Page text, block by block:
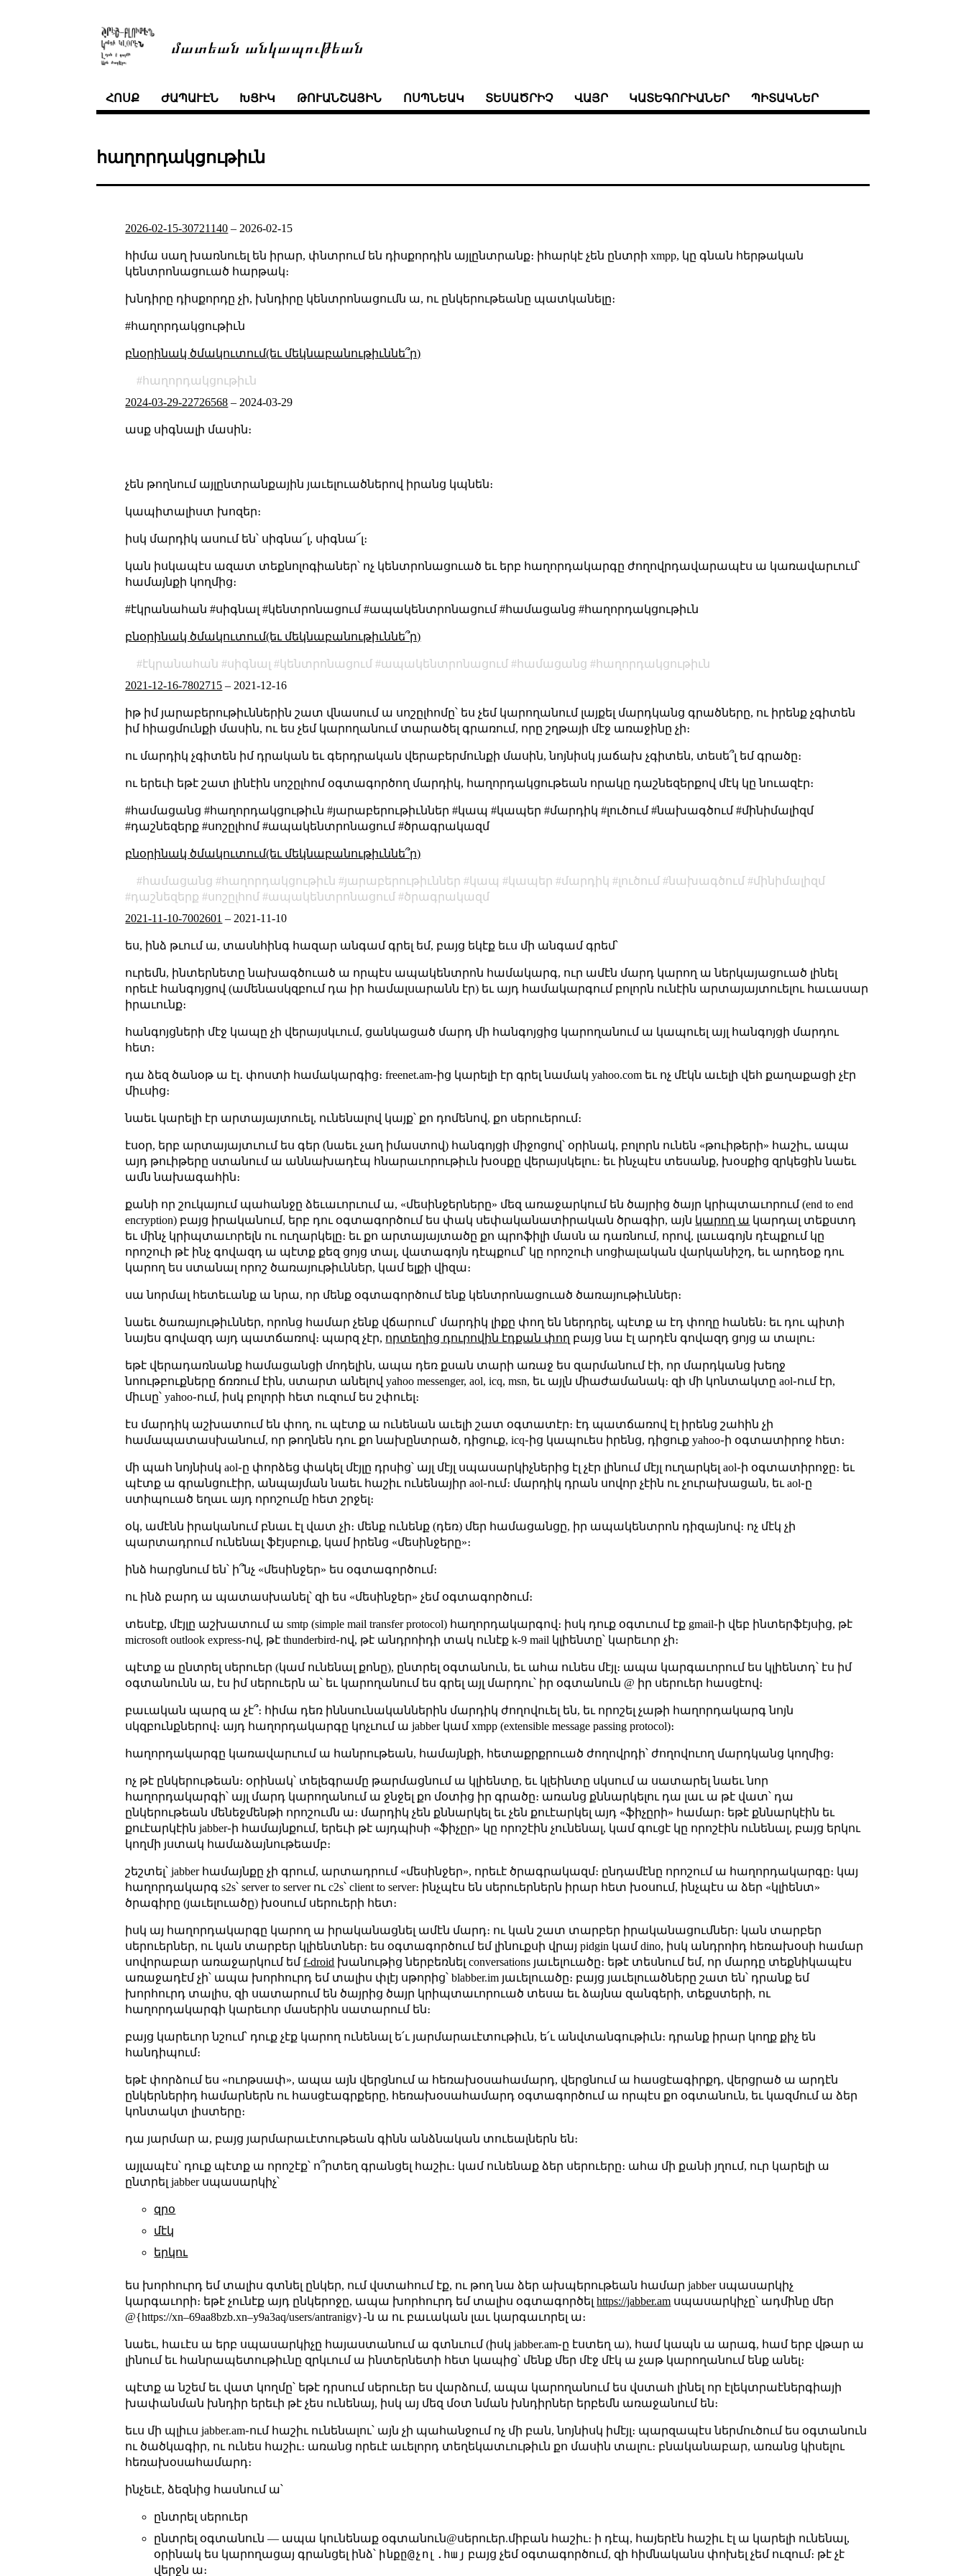
մատեան անկապութեան
ՀՈՍՔ ԺԱՊԱՒԷՆ ԽՑԻԿ ԹՈՒԱՆՇԱՅԻՆ ՈՍՊՆԵԱԿ ՏԵՍԱԾՐԻՉ ՎԱՅՐ ԿԱՏԵԳՈՐԻԱՆԵՐ ՊԻՏԱԿՆԵՐ
հաղորդակցութիւն
2026-02-15-30721140 – 2026-02-15
հիմա սաղ խառնուել են իրար, փնտրում են դիսքորդին այլընտրանք։ իհարկէ չեն ընտրի xmpp, կը գնան հերթական
կենտրոնացուած հարթակ։
խնդիրը դիսքորդը չի, խնդիրը կենտրոնացումն ա, ու ընկերութեանը պատկանելը։
#հաղորդակցութիւն
բնօրինակ ծմակուտում(եւ մեկնաբանութիւննե՞ր)
հաղորդակցութիւն
2024-03-29-22726568 – 2024-03-29
ասք սիգնալի մասին։
չեն թողնում այլընտրանքային յաւելուածներով իրանց կպնեն։
կապիտալիստ խոզեր։
իսկ մարդիկ ասում են՝ սիգնա՜լ, սիգնա՜լ։
կան իսկապէս ազատ տեքնոլոգիաներ՝ ոչ կենտրոնացուած եւ երբ հաղորդակարգը ժողովրդավարապէս ա կառավարւում՝
համայնքի կողմից։
#էկրանահան #սիգնալ #կենտրոնացում #ապակենտրոնացում #համացանց #հաղորդակցութիւն
բնօրինակ ծմակուտում(եւ մեկնաբանութիւննե՞ր)
էկրանահան սիգնալ կենտրոնացում ապակենտրոնացում համացանց
հաղորդակցութիւն
2021-12-16-7802715 – 2021-12-16
իթ իմ յարաբերութիւններին շատ վնասում ա սոշըլհոմը՝ ես չեմ կարողանում լայքել մարդկանց գրածները, ու իրենք չգիտեն
իմ հիացմունքի մասին, ու ես չեմ կարողանում տարածել գրառում, որը շղթայի մէջ առաջինը չի։
ու մարդիկ չգիտեն իմ դրական եւ գերդրական վերաբերմունքի մասին, նոյնիսկ յաճախ չգիտեն, տեսե՞լ եմ գրածը։
ու երեւի եթէ շատ լինէին սոշըլհոմ օգտագործող մարդիկ, հաղորդակցութեան որակը դաշնեզերքով մէկ կը նուազէր։
#համացանց #հաղորդակցութիւն #յարաբերութիւններ #կապ #կապեր #մարդիկ #լուծում #նախագծում #մինիմալիզմ
#դաշնեզերք #սոշըլհոմ #ապակենտրոնացում #ծրագրակազմ
բնօրինակ ծմակուտում(եւ մեկնաբանութիւննե՞ր)
համացանց հաղորդակցութիւն յարաբերութիւններ կապ կապեր մարդիկ լուծում նախագծում
մինիմալիզմ
դաշնեզերք
սոշըլհոմ ապակենտրոնացում
ծրագրակազմ
2021-11-10-7002601 – 2021-11-10
ես, ինձ թւում ա, տասնհինգ հազար անգամ գրել եմ, բայց եկէք եւս մի անգամ գրեմ՝
ուրեմն, ինտերնետը նախագծուած ա որպէս ապակենտրոն համակարգ, ուր ամէն մարդ կարող ա ներկայացուած լինել
որեւէ հանգոյցով (ամենասկզբում դա իր համալսարանն էր) եւ այդ համակարգում բոլորն ունէին արտայայտուելու հաւասար
իրաւունք։
հանգոյցների մէջ կապը չի վերայսկւում, ցանկացած մարդ մի հանգոյցից կարողանում ա կապուել այլ հանգոյցի մարդու
հետ։
դա ձեզ ծանօթ ա էլ․ փոստի համակարգից։ freenet.am֊ից կարելի էր գրել նամակ yahoo.com եւ ոչ մէկն աւելի վեհ քաղաքացի չէր
միւսից։
նաեւ կարելի էր արտայայտուել, ունենալով կայք՝ քո դոմենով, քո սերուերում։
էսօր, երբ արտայայտւում ես գեր (նաեւ չաղ իմաստով) հանգոյցի միջոցով՝ օրինակ, բոլորն ունեն «թուիթերի» հաշիւ, ապա
այդ թուիթերը ստանում ա աննախադէպ հնարաւորութիւն խօսքը վերայսկելու։ եւ ինչպէս տեսանք, խօսքից զրկեցին նաեւ
ամն նախագահին։
քանի որ շուկայում պահանջը ձեւաւորւում ա, «մեսինջերները» մեզ առաջարկում են ծայրից ծայր կրիպտաւորում (end to end
encryption) բայց իրականում, երբ դու օգտագործում ես փակ սեփականատիրական ծրագիր, այն կարող ա կարդալ տեքստդ
եւ մինչ կրիպտաւորելն ու ուղարկելը։ եւ քո արտայայտածը քո պրոֆիլի մասն ա դառնում, որով, լաւագոյն դէպքում կը
որոշուի թէ ինչ գովազդ ա պէտք քեզ ցոյց տալ, վատագոյն դէպքում՝ կը որոշուի սոցիալական վարկանիշդ, եւ արդեօք դու
կարող ես ստանալ որոշ ծառայութիւններ, կամ ելքի վիզա։
սա նորմալ հետեւանք ա նրա, որ մենք օգտագործում ենք կենտրոնացուած ծառայութիւններ։
նաեւ ծառայութիւններ, որոնց համար չենք վճարում՝ մարդիկ լիքը փող են ներդրել, պէտք ա էդ փողը հանեն։ եւ դու պիտի
նայես գովազդ այդ պատճառով։ պարզ չէր, որտեղից դուրովին էդքան փող բայց նա էլ արդէն գովազդ ցոյց ա տալու։
եթէ վերադառնանք համացանցի մոդելին, ապա դեռ քսան տարի առաջ ես զարմանում էի, որ մարդկանց խեղջ
նոութբուքները ճռռում էին, ստարտ անելով yahoo messenger, aol, icq, msn, եւ այլն միաժամանակ։ զի մի կոնտակտը aol֊ում էր,
միւսը՝ yahoo֊ում, իսկ բոլորի հետ ուզում ես շփուել։
էս մարդիկ աշխատում են փող, ու պէտք ա ունենան աւելի շատ օգտատէր։ էդ պատճառով էլ իրենց շահին չի
համապատասխանում, որ թողնեն դու քո նախընտրած, դիցուք, icq֊ից կապուես իրենց, դիցուք yahoo֊ի օգտատիրոջ հետ։
մի պահ նոյնիսկ aol֊ը փորձեց փակել մէյլը դրսից՝ այլ մէյլ սպասարկիչներից էլ չէր լինում մէյլ ուղարկել aol֊ի օգտատիրոջը։ եւ
պէտք ա գրանցուէիր, անպայման նաեւ հաշիւ ունենայիր aol֊ում։ մարդիկ դրան սովոր չէին ու չուրախացան, եւ aol֊ը
ստիպուած եղաւ այդ որոշումը հետ շրջել։
օկ, ամէնն իրականում բնաւ էլ վատ չի։ մենք ունենք (դեռ) մեր համացանցը, իր ապակենտրոն դիզայնով։ ոչ մէկ չի
պարտադրում ունենալ ֆէյսբուք, կամ իրենց «մեսինջերը»։
ինձ հարցնում են՝ ի՞նչ «մեսինջեր» ես օգտագործում։
ու ինձ բարդ ա պատասխանել՝ զի ես «մեսինջեր» չեմ օգտագործում։
տեսէք, մէյլը աշխատում ա smtp (simple mail transfer protocol) հաղորդակարգով։ իսկ դուք օգտւում էք gmail֊ի վեբ ինտերֆէյսից, թէ
microsoft outlook express֊ով, թէ thunderbird֊ով, թէ անդրոիդի տակ ունէք k-9 mail կլիենտը՝ կարեւոր չի։
պէտք ա ընտրել սերուեր (կամ ունենալ քոնը), ընտրել օգտանուն, եւ ահա ունես մէյլ։ ապա կարգաւորում ես կլիենտդ՝ էս իմ
օգտանունն ա, էս իմ սերուերն ա՝ եւ կարողանում ես գրել այլ մարդու՝ իր օգտանուն @ իր սերուեր հասցէով։
բաւական պարզ ա չէ՞։ հիմա դեռ իննսունականներին մարդիկ ժողովուել են, եւ որոշել չաթի հաղորդակարգ նոյն
սկզբունքներով։ այդ հաղորդակարգը կոչւում ա jabber կամ xmpp (extensible message passing protocol)։
հաղորդակարգը կառավարւում ա հանրութեան, համայնքի, հետաքրքրուած ժողովրդի՝ ժողովուող մարդկանց կողմից։
ոչ թէ ընկերութեան։ օրինակ՝ տելեգրամը թարմացնում ա կլիենտը, եւ կլեինտը սկսում ա սատարել նաեւ նոր
հաղորդակարգի՝ այլ մարդ կարողանում ա ջնջել քո մօտից իր գրածը։ առանց քննարկելու դա լաւ ա թէ վատ՝ դա
ընկերութեան մենեջմենթի որոշումն ա։ մարդիկ չեն քննարկել եւ չեն քուէարկել այդ «ֆիչըրի» համար։ եթէ քննարկէին եւ
քուէարկէին jabber֊ի համայնքում, երեւի թէ այդպիսի «ֆիչըր» կը որոշէին չունենալ, կամ գուցէ կը որոշէին ունենալ, բայց երկու
կողմի յստակ համաձայնութեամբ։
շեշտել՝ jabber համայնքը չի գրում, արտադրում «մեսինջեր», որեւէ ծրագրակազմ։ ընդամէնը որոշում ա հաղորդակարգը։ կայ
հաղորդակարգ s2s՝ server to server ու c2s՝ client to server։ ինչպէս են սերուերներն իրար հետ խօսում, ինչպէս ա ձեր «կլիենտ»
ծրագիրը (յաւելուածը) խօսում սերուերի հետ։
իսկ այ հաղորդակարգը կարող ա իրականացնել ամէն մարդ։ ու կան շատ տարբեր իրականացումներ։ կան տարբեր
սերուերներ, ու կան տարբեր կլիենտներ։ ես օգտագործում եմ լինուքսի վրայ pidgin կամ dino, իսկ անդրոիդ հեռախօսի համար
սովորաբար առաջարկում եմf-droid խանութից ներբեռնել conversations յաւելուածը։ եթէ տեսնում եմ, որ մարդը տեքնիկապէս
առաջադէմ չի՝ ապա խորհուրդ եմ տալիս փլէյ սթորից՝ blabber.im յաւելուածը։ բայց յաւելուածները շատ են՝ դրանք եմ
խորհուրդ տալիս, զի սատարում են ծայրից ծայր կրիպտաւորուած տեսա եւ ձայնա զանգերի, տեքստերի, ու
հաղորդակարգի կարեւոր մասերին սատարում են։
բայց կարեւոր նշում՝ դուք չէք կարող ունենալ ե՛ւ յարմարաւէտութիւն, ե՛ւ անվտանգութիւն։ դրանք իրար կողք քիչ են
հանդիպում։
եթէ փորձում ես «ուոթսափ», ապա այն վերցնում ա հեռախօսահամարդ, վերցնում ա հասցէագիրքդ, վերցրած ա արդէն
ընկերներիդ համարներն ու հասցէագրքերը, հեռախօսահամարդ օգտագործում ա որպէս քո օգտանուն, եւ կազմում ա ձեր
կոնտակտ լիստերը։
դա յարմար ա, բայց յարմարաւէտութեան գինն անձնական տուեալներն են։
այլապէս՝ դուք պէտք ա որոշէք՝ ո՞րտեղ գրանցել հաշիւ։ կամ ունենաք ձեր սերուերը։ ահա մի քանի յղում, ուր կարելի ա
ընտրել jabber սպասարկիչ՝
զրօ
մէկ
երկու
ես խորհուրդ եմ տալիս գտնել ընկեր, ում վստահում էք, ու թող նա ձեր ախպերութեան համար jabber սպասարկիչ
կարգաւորի։ եթէ չունէք այդ ընկերոջը, ապա խորհուրդ եմ տալիս օգտագործելhttps://jabber.am սպասարկիչը՝ ադմինը մեր
@{https://xn–69aa8bzb.xn–y9a3aq/users/antranigv}֊ն ա ու բաւական լաւ կարգաւորել ա։
նաեւ, հաւէս ա երբ սպասարկիչը հայաստանում ա գտնւում (իսկ jabber.am֊ը էստեղ ա), համ կապն ա արագ, համ երբ վթար ա
լինում եւ հանրապետութիւնը զրկւում ա ինտերնետի հետ կապից՝ մենք մեր մէջ մէկ ա չաթ կարողանում ենք անել։
պէտք ա նշեմ եւ վատ կողմը՝ եթէ դրսում սերուեր ես վարձում, ապա կարողանում ես վստահ լինել որ էլեկտրաէներգիայի
խափանման խնդիր երեւի թէ չես ունենայ, իսկ այ մեզ մօտ նման խնդիրներ երբեմն առաջանում են։
եւս մի պլիւս jabber.am֊ում հաշիւ ունենալու՝ այն չի պահանջում ոչ մի բան, նոյնիսկ իմէյլ։ պարզապէս ներմուծում ես օգտանուն
ու ծածկագիր, ու ունես հաշիւ։ առանց որեւէ աւելորդ տեղեկատւութիւն քո մասին տալու։ բնականաբար, առանց կիսելու
հեռախօսահամարդ։
ինչեւէ, ձեզնից հասնում ա՝
ընտրել սերուեր
ընտրել օգտանուն — ապա կունենաք օգտանուն@սերուեր.միբան հաշիւ։ ի դէպ, հայերէն հաշիւ էլ ա կարելի ունենալ,
օրինակ ես կարողացայ գրանցել ինձ՝ ինքը@չոլ.հայ բայց չեմ օգտագործում, զի հիմնականս փոխել չեմ ուզում։ թէ չէ
վերջն ա։